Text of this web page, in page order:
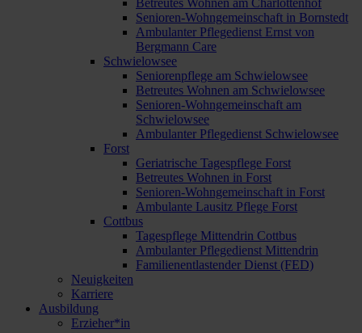
Senioren-Wohngemeinschaft in Bornstedt
Ambulanter Pflegedienst Ernst von
Bergmann Care
Schwielowsee
Seniorenpflege am Schwielowsee
Betreutes Wohnen am Schwielowsee
Senioren-Wohngemeinschaft am
Schwielowsee
Ambulanter Pflegedienst Schwielowsee
Forst
Geriatrische Tagespflege Forst
Betreutes Wohnen in Forst
Senioren-Wohngemeinschaft in Forst
Ambulante Lausitz Pflege Forst
Cottbus
Tagespflege Mittendrin Cottbus
Ambulanter Pflegedienst Mittendrin
Familienentlastender Dienst (FED)
Neuigkeiten
Karriere
Ausbildung
Erzieher*in